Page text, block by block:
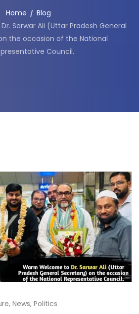
Home
Blog
Sarwar Ali (Uttar Pradesh General
the occasion of the National
Council.
, News, Politics